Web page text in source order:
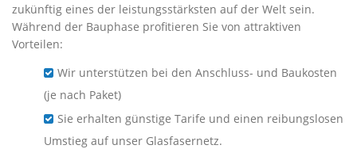
zukünftig eines der leistungsstärksten auf der Welt sein.
Während der Bauphase profitieren Sie von attraktiven
Vorteilen:
Wir unterstützen bei den Anschluss- und Baukosten
(je nach Paket)
Sie erhalten günstige Tarife und einen reibungslosen
Umstieg auf unser Glasfasernetz.